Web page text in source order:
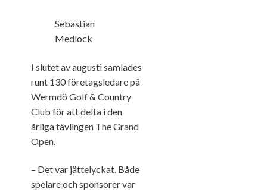
Sebastian
Medlock
I slutet av augusti samlades
runt 130 företagsledare på
Wermdö Golf & Country
Club för att delta i den
årliga tävlingen The Grand
Open.
– Det var jättelyckat. Både
spelare och sponsorer var